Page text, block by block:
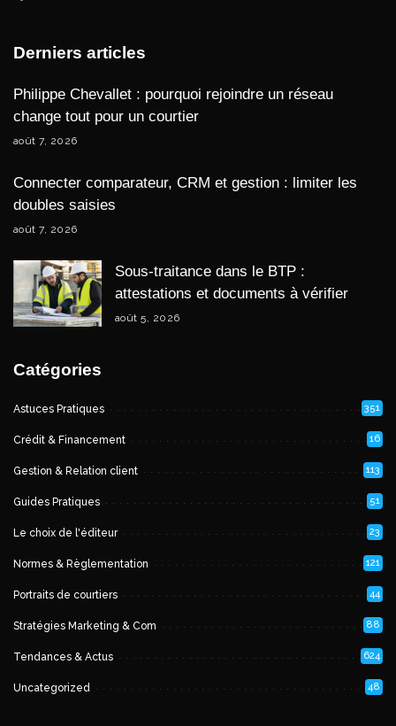
Derniers articles
Philippe Chevallet : pourquoi rejoindre un réseau
change tout pour un courtier
août 7, 2026
Connecter comparateur, CRM et gestion : limiter les
doubles saisies
août 7, 2026
Sous-traitance dans le BTP :
attestations et documents à vérifier
août 5, 2026
Catégories
Astuces Pratiques 351
Crédit & Financement 16
Gestion & Relation client 113
Guides Pratiques 51
Le choix de l'éditeur 23
Normes & Règlementation 121
Portraits de courtiers 44
Stratégies Marketing & Com 88
Tendances & Actus 624
Uncategorized 48